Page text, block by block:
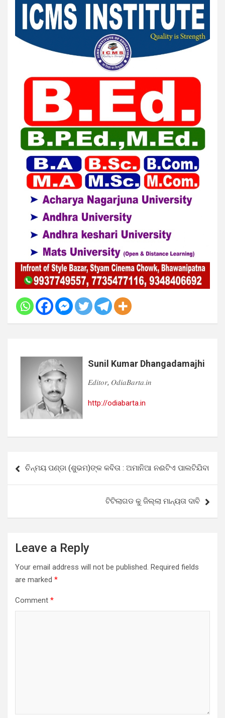
Sunil Kumar Dhangadamajhi
𝐸𝑑𝑖𝑡𝑜𝑟, 𝑂𝑑𝑖𝑎𝐵𝑎𝑟𝑡𝑎.𝑖𝑛
http://odiabarta.in
navigation
ଚିନ୍ମୟ ପଣ୍ଡା (ଶୁଭମ)ଙ୍କ କବିତା : ଅମାନିଆ ନଈଟିଏ ପାଲଟିଯିବା
ଟିଟିଲାଗଡ କୁ ଜିଲ୍ଲା ମାନ୍ୟତା ଦାବି
Leave a Reply
Your email address will not be published. Required fields
are marked *
Comment *